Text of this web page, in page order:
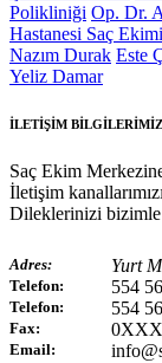
Polikliniği Op. Dr.
Hastanesi Saç Ekimi
Nazım Durak Este
Yeliz Damar
İLETİŞİM BİLGİLERİMİZ
Saç Ekim
İletişim
Dileklerinizi
Adres: Yurt
Telefon: 554
Telefon: 554
Fax:
Email: